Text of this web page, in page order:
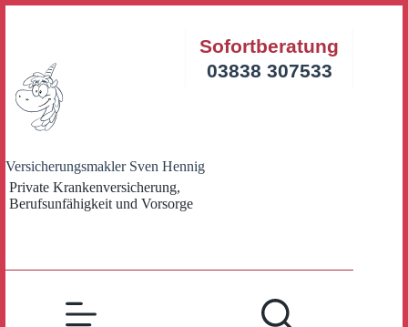
Versicherungsmakler Sven Hennig
Private Krankenversicherung,
Berufsunfähigkeit und Vorsorge
Sofortberatung
03838 307533